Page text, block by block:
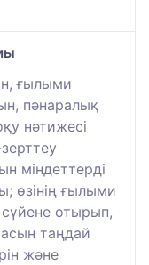
ғылыми
пәнаралық
нәтижесі
міндеттерді
өзінің ғылыми
сүйене отырып,
таңдай
және